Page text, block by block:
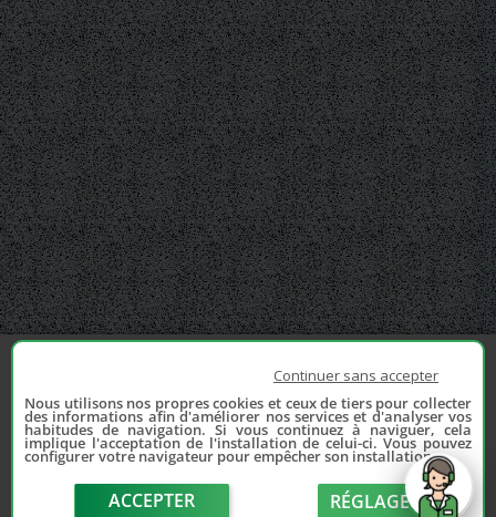
Continuer sans accepter
Nous utilisons nos propres cookies et ceux de tiers pour collecter
des informations afin d'améliorer nos services et d'analyser vos
habitudes de navigation. Si vous continuez à naviguer, cela
implique l'acceptation de l'installation de celui-ci. Vous pouvez
configurer votre navigateur pour empêcher son installation.
ACCEPTER RÉGLAGE